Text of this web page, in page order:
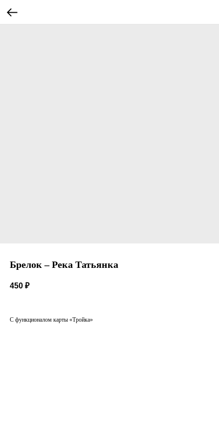
Брелок – Река Татьянка
450 ₽
С функционалом карты «Тройка»